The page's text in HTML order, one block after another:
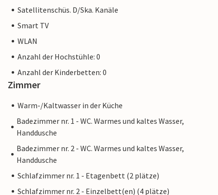
Satellitenschüs. D/Ska. Kanäle
Smart TV
WLAN
Anzahl der Hochstühle: 0
Anzahl der Kinderbetten: 0
Zimmer
Warm-/Kaltwasser in der Küche
Badezimmer nr. 1 - WC. Warmes und kaltes Wasser,
Handdusche
Badezimmer nr. 2 - WC. Warmes und kaltes Wasser,
Handdusche
Schlafzimmer nr. 1 - Etagenbett (2 plätze)
Schlafzimmer nr. 2 - Einzelbett(en) (4 plätze)